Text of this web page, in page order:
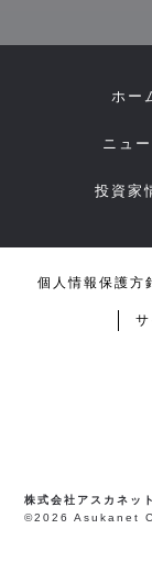
ホー
ニュ
投資家
個人情報保護方
株式会社アスカネット
©2026 Asukanet